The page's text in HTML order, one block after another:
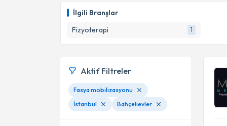
İlgili Branşlar
Fizyoterapi
1
Aktif Filtreler
Fasya mobilizasyonu
İstanbul
Bahçelievler